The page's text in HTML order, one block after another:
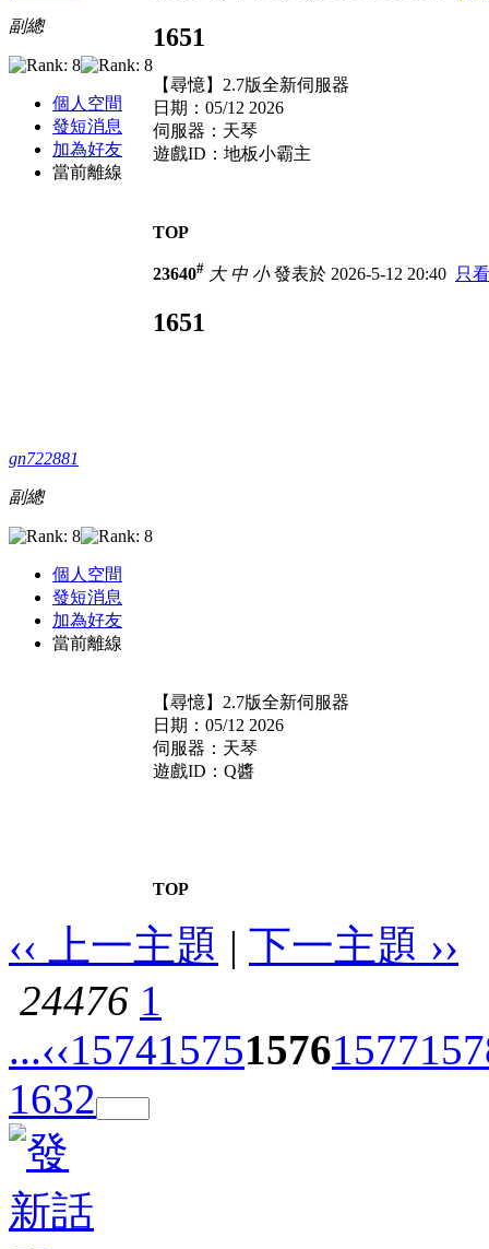
副總
個人空間
發短消息
加為好友
當前離線
1651
【尋憶】2.7版全新伺服器
日期：05/12 2026
伺服器：天琴
遊戲ID：地板小霸主
TOP
gn722881
副總
個人空間
發短消息
加為好友
當前離線
23640# 大 中 小發表於 2026-5-12 20:40 只
1651
【尋憶】2.7版全新伺服器
日期：05/12 2026
伺服器：天琴
遊戲ID：Q醬
TOP
‹‹ 上一主題 | 下一主題 ››
24476 1
...‹‹1574157515761577
1632